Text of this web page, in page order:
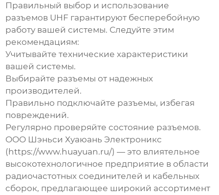
Правильный выбор и использование
разъемов UHF гарантируют бесперебойную
работу вашей системы. Следуйте этим
рекомендациям:
Учитывайте технические характеристики
вашей системы.
Выбирайте разъемы от надежных
производителей.
Правильно подключайте разъемы, избегая
повреждений.
Регулярно проверяйте состояние разъемов.
ООО Шэньси Хуаюань Электроникс
( https://www.huayuan.ru/) — это влиятельное
высокотехнологичное предприятие в области
радиочастотных соединителей и кабельных
сборок, предлагающее широкий ассортимент